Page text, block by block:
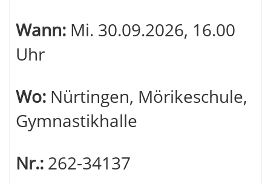
Wann: Mi. 30.09.2026, 16.00
Uhr
Wo: Nürtingen, Mörikeschule,
Gymnastikhalle
Nr.: 262-34137